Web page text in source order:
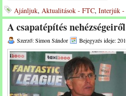
Ajánljuk, Aktualitások - FTC, Interjúk -
A csapatépítés
Szerző: Simon Sándor Bejegyzés ideje: